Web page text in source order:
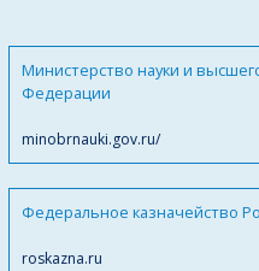
Министерство науки и
Федерации
minobrnauki.gov.ru/
Федеральное казначейство
roskazna.ru